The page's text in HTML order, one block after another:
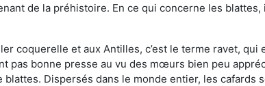
de la préhistoire. En ce qui concerne les
coquerelle et aux Antilles, c’est le terme ravet,
pas bonne presse au vu des mœurs bien peu
blattes. Dispersés dans le monde entier, les